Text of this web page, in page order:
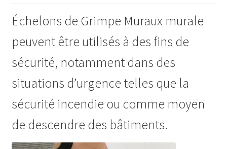
Échelons de Grimpe Muraux murale
peuvent être utilisés à des fins de
sécurité, notamment dans des
situations d’urgence telles que la
sécurité incendie ou comme moyen
de descendre des bâtiments.